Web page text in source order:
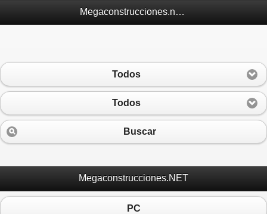
Megaconstrucciones.net Móvil
Todos
Todos
Buscar
Megaconstrucciones.NET
PC